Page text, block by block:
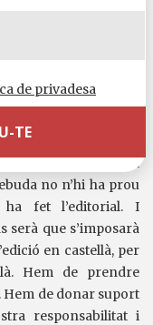
Com a lectors i
ser ben conscients,
suposa. Per això em
cop que passo per
dels exemplars de
la sorpresa de
o tercera edició, tal
no n’hi ha prou
ha fet l’editorial. I
serà que s’imposarà
en castellà, per
Hem de prendre
Hem de donar suport
responsabilitat i
de privadesa